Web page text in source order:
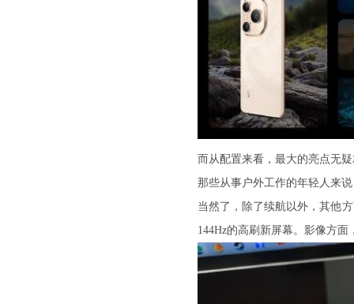
而从配置来看，最大的亮点无
那些从事户外工作的年轻人来
当然了，除了续航以外，其他
144Hz的高刷新屏幕。影像方